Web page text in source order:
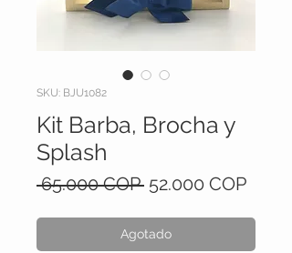
SKU: BJU1082
Kit Barba, Brocha y
Splash
65.000 COP Precio
52.000 COPPrecio
oferta
Agotado